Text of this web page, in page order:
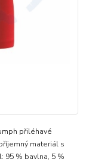
přiléhavé
materiál s
95 % bavlna, 5 %